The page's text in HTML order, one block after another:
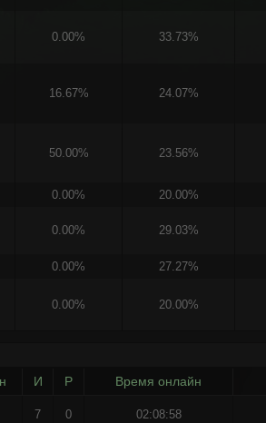
0.00% 33.73%
16.67% 24.07%
50.00% 23.56%
0.00% 20.00%
0.00% 29.03%
0.00% 27.27%
0.00% 20.00%
И Р Время онлайн
7 0 02:08:58